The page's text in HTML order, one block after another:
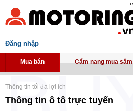
Đăng nhập
Mua bán Cẩm nang mua sắm
Thông tin tối đa lợi ích
Thông tin ô tô trực tuyến